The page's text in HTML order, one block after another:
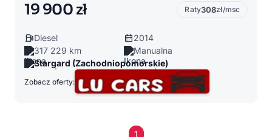
19 900 zł Raty308zł/msc
Diesel
2014
317 229 km
Manualna
Stargard (Zachodniopomorskie)
Zobacz oferty:
1